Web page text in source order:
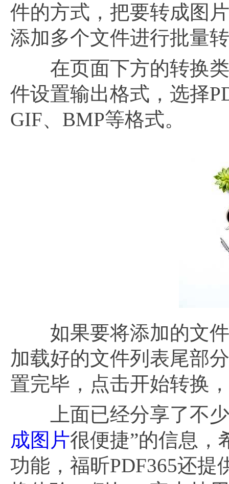
件的方式，把要转成图
添加多个文件进行批量
在页面下方的转换类
件设置输出格式，选择
GIF、BMP等格式。
如果要将添加的文件
加载好的文件列表尾部
置完毕，点击开始转换
上面已经分享了不少
成图片很便捷”的信息，
功能，福昕PDF365还